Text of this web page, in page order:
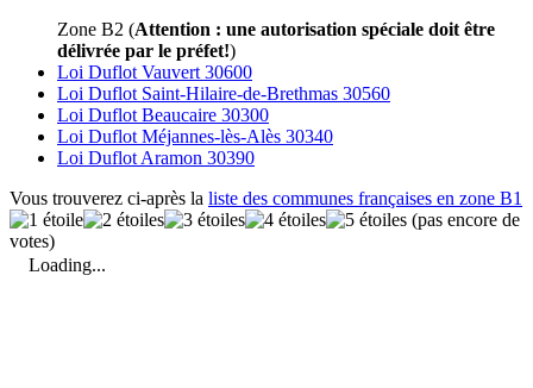
Zone B2 (Attention : une autorisation spéciale doit être
délivrée par le préfet!)
Loi Duflot Vauvert 30600
Loi Duflot Saint-Hilaire-de-Brethmas 30560
Loi Duflot Beaucaire 30300
Loi Duflot Méjannes-lès-Alès 30340
Loi Duflot Aramon 30390
Vous trouverez ci-après la liste des communes françaises en zone B1
(pas encore de
votes)
Loading...